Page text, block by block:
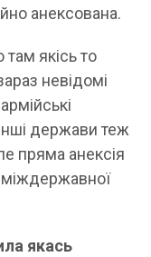
анексована.
якісь то
невідомі
держави теж
пряма анексія
якась